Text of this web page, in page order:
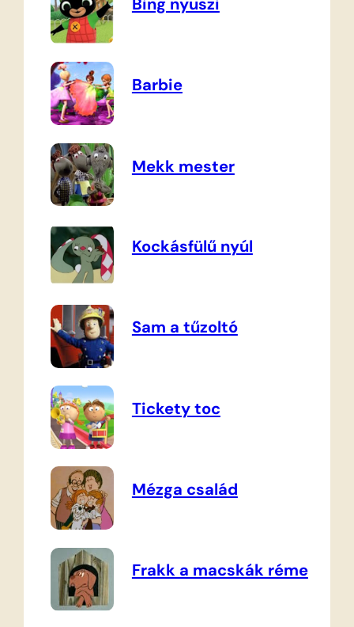
Barbie
Mekk mester
Kockásfülű nyúl
Sam a tűzoltó
Tickety toc
Mézga család
Frakk a macskák réme